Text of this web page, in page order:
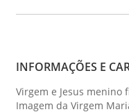
INFORMAÇÕES E
Virgem e Jesus menino
Imagem da Virgem